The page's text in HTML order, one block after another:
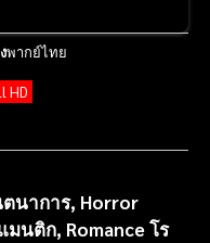
พากย์ไทย
HD
นาการ, Horror
มนติก, Romance โร